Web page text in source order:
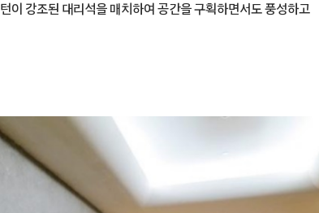
이 강조된 대리석을 매치하여 공간을 구획하면서도 풍성하고